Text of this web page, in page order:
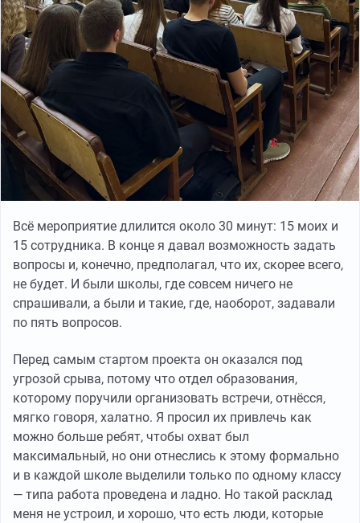
Всё мероприятие длилится около 30 минут: 15 моих и
15 сотрудника. В конце я давал возможность задать
вопросы и, конечно, предполагал, что их, скорее всего,
не будет. И были школы, где совсем ничего не
спрашивали, а были и такие, где, наоборот, задавали
по пять вопросов.
Перед самым стартом проекта он оказался под
угрозой срыва, потому что отдел образования,
которому поручили организовать встречи, отнёсся,
мягко говоря, халатно. Я просил их привлечь как
можно больше ребят, чтобы охват был
максимальный, но они отнеслись к этому формально
и в каждой школе выделили только по одному классу
— типа работа проведена и ладно. Но такой расклад
меня не устроил, и хорошо, что есть люди, которые